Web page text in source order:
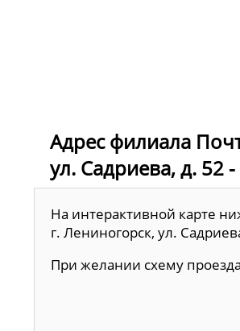
Адрес филиала
ул. Садриева, д. 52
На интерактивной карте
г. Лениногорск, ул.
При желании схему